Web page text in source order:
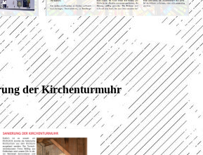
der Kirchenturmuhr